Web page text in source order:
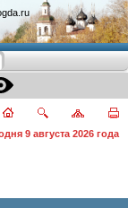
9 августа 2026 года